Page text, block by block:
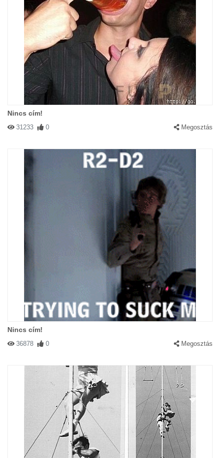
Nincs cím!
31233 0 Megosztás
Nincs cím!
36878 0 Megosztás